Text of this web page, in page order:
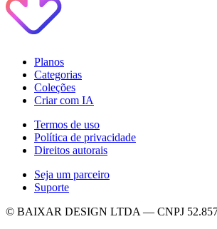
Planos
Categorias
Coleções
Criar com IA
Termos de uso
Política de privacidade
Direitos autorais
Seja um parceiro
Suporte
© BAIXAR DESIGN LTDA — CNPJ